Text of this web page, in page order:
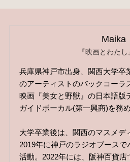
Maika
『映画とわた
兵庫県神戸市出身、関西大学卒
のアーティストのバックコーラ
映画『美女と野獣』の日本語版
ガイドボーカル(第一興商)を務め
大学卒業後は、関西のマスメデ
2019年に神戸のラジオブースで
活動。2022年には、阪神百貨店